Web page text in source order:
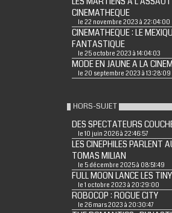
CINEMATHEQUE
le 22 novembre 2023 à 22:04:00
CINEMATHEQUE : LE
FANTASTIQUE
le 25 octobre 2023 à 14:04:03
MODE EN JAUNE A LA
le 20 septembre 2023 à 13:28:09
HORS-SUJET
DES SPECTATEURS
le 10 juin 2026 à 22:46:57
LES CINEPHILES PARLENT
TOMAS MILIAN
le 5 décembre 2025 à 08:51:49
FULL MOON LANCE LES
le 1 octobre 2023 à 20:29:00
ROBOCOP : ROGUE CITY
le 26 mars 2023 à 20:30:47